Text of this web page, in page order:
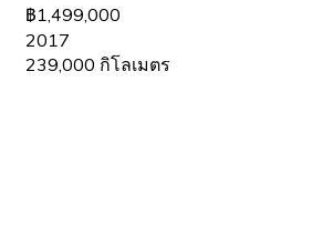
฿1,499,000
2017
239,000 กิโลเมตร